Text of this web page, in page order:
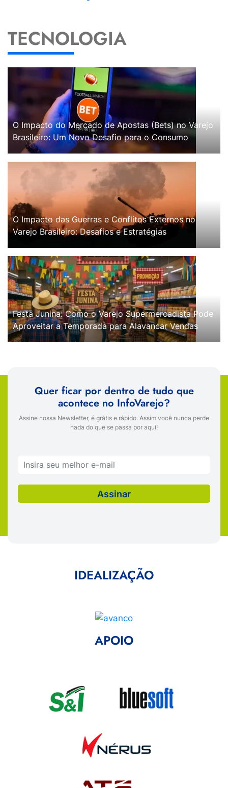
TECNOLOGIA
O Impacto do Mercado de Apostas (Bets) no Varejo
Brasileiro: Um Novo Desafio para o Consumo
O Impacto das Guerras e Conflitos Externos no
Varejo Brasileiro: Desafios e Estratégias
Festa Junina: Como o Varejo Supermercadista Pode
Aproveitar a Temporada para Alavancar Vendas
Quer ficar por dentro de tudo que
acontece no InfoVarejo?
Assine nossa Newsletter, é grátis e rápido. Assim você nunca perde
nada do que se passa por aqui!
IDEALIZAÇÃO
APOIO